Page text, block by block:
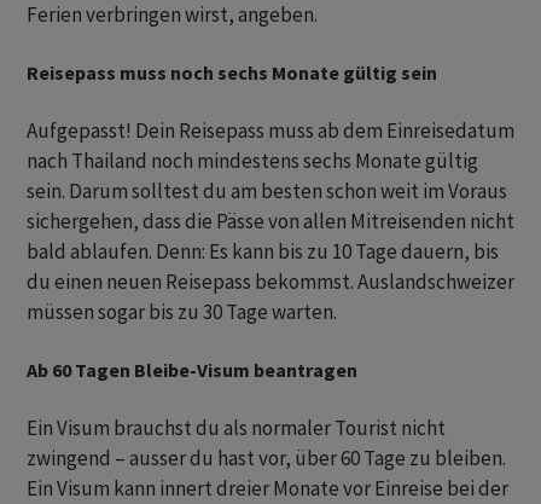
Ferien verbringen wirst, angeben.
Reisepass muss noch sechs Monate gültig sein
Aufgepasst! Dein Reisepass muss ab dem Einreisedatum
nach Thailand noch mindestens sechs Monate gültig
sein. Darum solltest du am besten schon weit im Voraus
sichergehen, dass die Pässe von allen Mitreisenden nicht
bald ablaufen. Denn: Es kann bis zu 10 Tage dauern, bis
du einen neuen Reisepass bekommst. Auslandschweizer
müssen sogar bis zu 30 Tage warten.
Ab 60 Tagen Bleibe-Visum beantragen
Ein Visum brauchst du als normaler Tourist nicht
zwingend – ausser du hast vor, über 60 Tage zu bleiben.
Ein Visum kann innert dreier Monate vor Einreise bei der